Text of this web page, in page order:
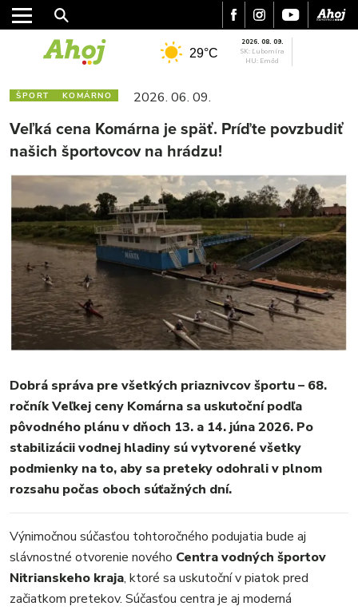
MESTO
REGIÓN
ŠPORT
KULTÚRA
29°C
2026. 08. 09.
SK: Ľubomíra
HU: Emőd
ŠPORT KOMÁRNO 2026. 06. 09.
Veľká cena Komárna je späť. Príďte povzbudiť
našich športovcov na hrádzu!
Dobrá správa pre všetkých priaznivcov športu – 68.
ročník Veľkej ceny Komárna sa uskutoční podľa
pôvodného plánu v dňoch 13. a 14. júna 2026. Po
stabilizácii vodnej hladiny sú vytvorené všetky
podmienky na to, aby sa preteky odohrali v plnom
rozsahu počas oboch súťažných dní.
Výnimočnou súčasťou tohtoročného podujatia bude aj
slávnostné otvorenie nového Centra vodných športov
Nitrianskeho kraja, ktoré sa uskutoční v piatok pred
začiatkom pretekov. Súčasťou centra je aj moderná